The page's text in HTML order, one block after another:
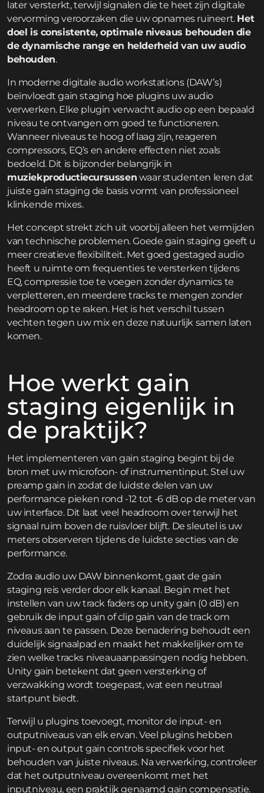
later versterkt, terwijl signalen die te heet zijn digitale
vervorming veroorzaken die uw opnames ruïneert. Het
doel is consistente, optimale niveaus behouden die
de dynamische range en helderheid van uw audio
behouden.
In moderne digitale audio workstations (DAW’s)
beïnvloedt gain staging hoe plugins uw audio
verwerken. Elke plugin verwacht audio op een bepaald
niveau te ontvangen om goed te functioneren.
Wanneer niveaus te hoog of laag zijn, reageren
compressors, EQ’s en andere effecten niet zoals
bedoeld. Dit is bijzonder belangrijk in
muziekproductiecursussen waar studenten leren dat
juiste gain staging de basis vormt van professioneel
klinkende mixes.
Het concept strekt zich uit voorbij alleen het vermijden
van technische problemen. Goede gain staging geeft u
meer creatieve flexibiliteit. Met goed gestaged audio
heeft u ruimte om frequenties te versterken tijdens
EQ, compressie toe te voegen zonder dynamics te
verpletteren, en meerdere tracks te mengen zonder
headroom op te raken. Het is het verschil tussen
vechten tegen uw mix en deze natuurlijk samen laten
komen.
Hoe werkt gain
staging eigenlijk in
de praktijk?
Het implementeren van gain staging begint bij de
bron met uw microfoon- of instrumentinput. Stel uw
preamp gain in zodat de luidste delen van uw
performance pieken rond -12 tot -6 dB op de meter van
uw interface. Dit laat veel headroom over terwijl het
signaal ruim boven de ruisvloer blijft. De sleutel is uw
meters observeren tijdens de luidste secties van de
performance.
Zodra audio uw DAW binnenkomt, gaat de gain
staging reis verder door elk kanaal. Begin met het
instellen van uw track faders op unity gain (0 dB) en
gebruik de input gain of clip gain van de track om
niveaus aan te passen. Deze benadering behoudt een
duidelijk signaalpad en maakt het makkelijker om te
zien welke tracks niveauaanpassingen nodig hebben.
Unity gain betekent dat geen versterking of
verzwakking wordt toegepast, wat een neutraal
startpunt biedt.
Terwijl u plugins toevoegt, monitor de input- en
outputniveaus van elk ervan. Veel plugins hebben
input- en output gain controls specifiek voor het
behouden van juiste niveaus. Na verwerking, controleer
dat het outputniveau overeenkomt met het
inputniveau, een praktijk genaamd gain compensatie.